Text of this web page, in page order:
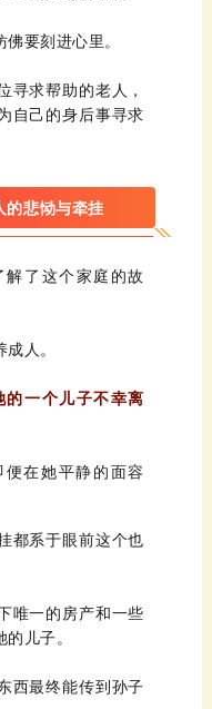
要刻进心里。
的悲恸与牵挂
人。
儿子。